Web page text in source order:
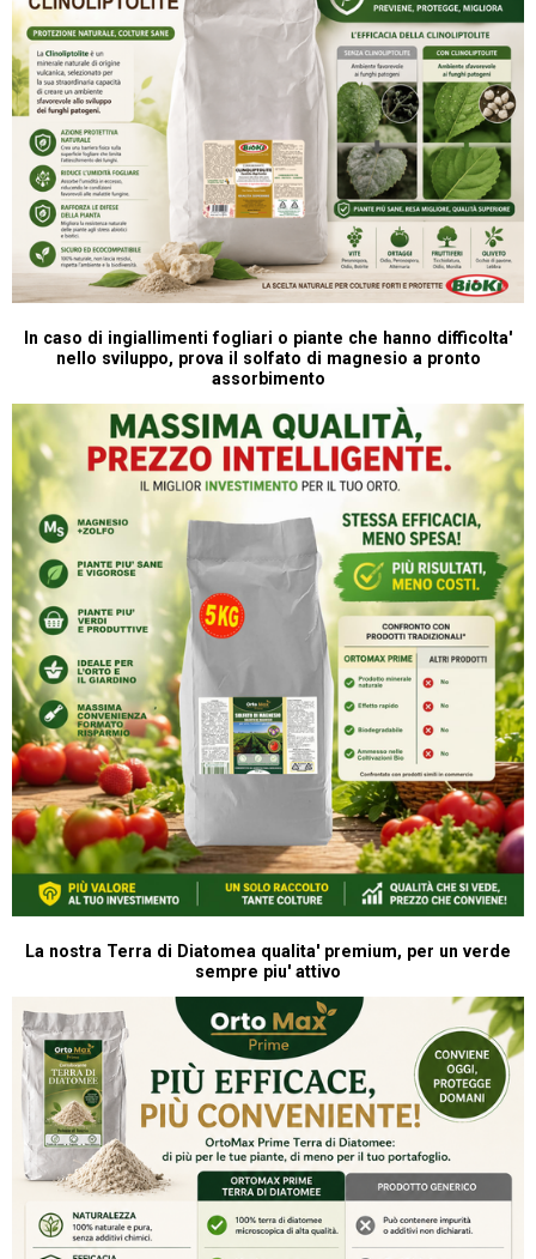
In caso di ingiallimenti fogliari o piante che hanno difficolta'
nello sviluppo, prova il solfato di magnesio a pronto
assorbimento
La nostra Terra di Diatomea qualita' premium, per un verde
sempre piu' attivo